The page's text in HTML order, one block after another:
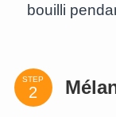
bouilli
STEP